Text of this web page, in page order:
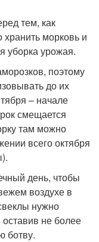
тем, как
хранить морковь и
уборка урожая.
поэтому
до их
– начале
смещается
там можно
всего октября
день, чтобы
воздухе в
нужно
не более
ботву.